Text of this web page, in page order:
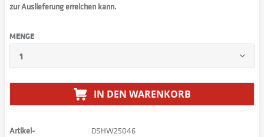
zur Auslieferung erreichen kann.
MENGE
IN DEN WARENKORB
Artikel-
DSHW25046